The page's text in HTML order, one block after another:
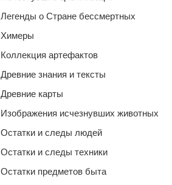
Легенды о Стране бессмертных
Химеры
Коллекция артефактов
Древние знания и тексты
Древние карты
Изображения исчезнувших животных
Остатки и следы людей
Остатки и следы техники
Остатки предметов быта